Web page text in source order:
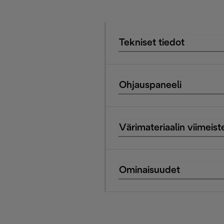
Tekniset tiedot
Ohjauspaneeli
Värimateriaalin
Ominaisuudet